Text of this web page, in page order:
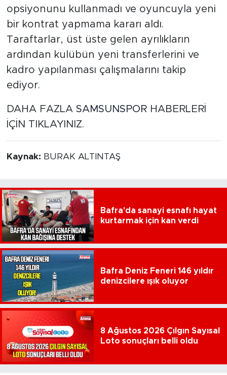
opsiyonunu kullanmadı ve oyuncuyla yeni
bir kontrat yapmama kararı aldı.
Taraftarlar, üst üste gelen ayrılıkların
ardından kulübün yeni transferlerini ve
kadro yapılanması çalışmalarını takip
ediyor.
DAHA FAZLA SAMSUNSPORHABERLERİ
İÇİN TIKLAYINIZ.
Kaynak: BURAK ALTINTAŞ
Bafra'da sanayi esnafı hayat
kurtarmak için kan verdi
Bafra Deniz Feneri 146 yıldır
denizcilere ışık oluyor
8 Ağustos 2026 Çılgın Sayısal
Loto sonuçları belli oldu